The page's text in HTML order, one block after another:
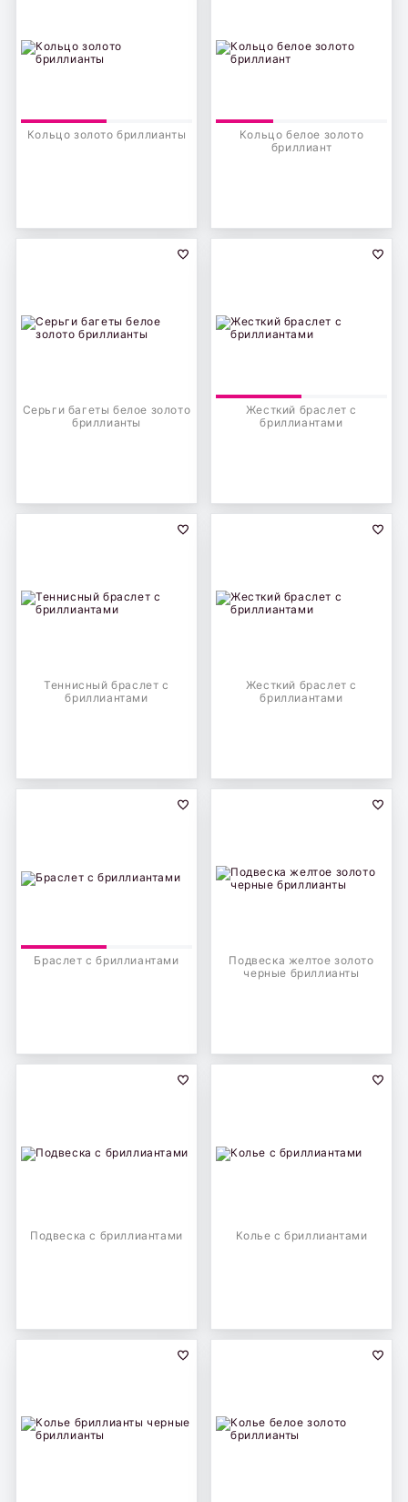
Кольцо золото бриллианты
Кольцо белое золото
бриллиант
Серьги багеты белое золото
бриллианты
Жесткий браслет с
бриллиантами
Теннисный браслет с
бриллиантами
Жесткий браслет с
бриллиантами
Браслет с бриллиантами
Подвеска желтое золото
черные бриллианты
Подвеска с бриллиантами Колье с бриллиантами